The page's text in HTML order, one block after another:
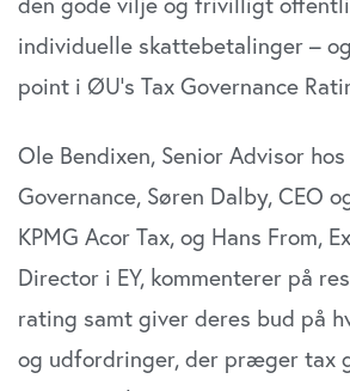
individuelle skattebetalinger –
point i ØU’s Tax Governance
Ole Bendixen, Senior Advisor hos
Governance, Søren Dalby, CEO
KPMG Acor Tax, og Hans From,
Director i EY, kommenterer på
rating samt giver deres bud på
og udfordringer, der præger tax